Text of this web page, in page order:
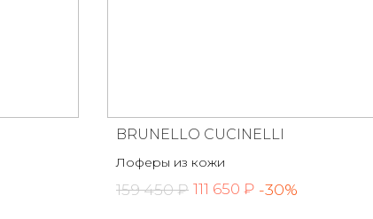
BRUNELLO CUCINELLI
Лоферы из кожи
159 450 ₽ 111 650 ₽ -30%